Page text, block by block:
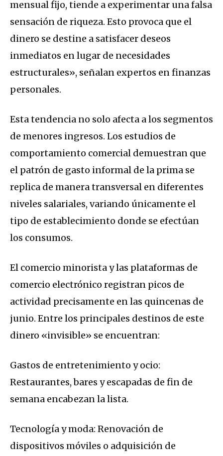
mensual fijo, tiende a experimentar una falsa
sensación de riqueza. Esto provoca que el
dinero se destine a satisfacer deseos
inmediatos en lugar de necesidades
estructurales», señalan expertos en finanzas
personales.
Esta tendencia no solo afecta a los segmentos
de menores ingresos. Los estudios de
comportamiento comercial demuestran que
el patrón de gasto informal de la prima se
replica de manera transversal en diferentes
niveles salariales, variando únicamente el
tipo de establecimiento donde se efectúan
los consumos.
El comercio minorista y las plataformas de
comercio electrónico registran picos de
actividad precisamente en las quincenas de
junio. Entre los principales destinos de este
dinero «invisible» se encuentran:
Gastos de entretenimiento y ocio:
Restaurantes, bares y escapadas de fin de
semana encabezan la lista.
Tecnología y moda: Renovación de
dispositivos móviles o adquisición de